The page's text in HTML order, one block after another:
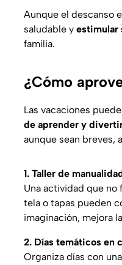
Aunque el descanso
saludable y estimular
familia.
¿Cómo
Las vacaciones
de aprender y
aunque sean breves,
1. Taller de
Una actividad que no
tela o tapas pueden
imaginación, mejora
2. Días temáticos en
Organiza días con